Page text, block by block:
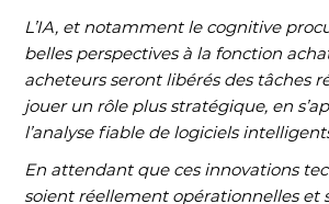
L’IA, et notamment le cognitive
belles perspectives à la fonction
acheteurs seront libérés des tâches
jouer un rôle plus stratégique, en
l’analyse fiable de logiciels
En attendant que ces innovations
soient réellement opérationnelles et